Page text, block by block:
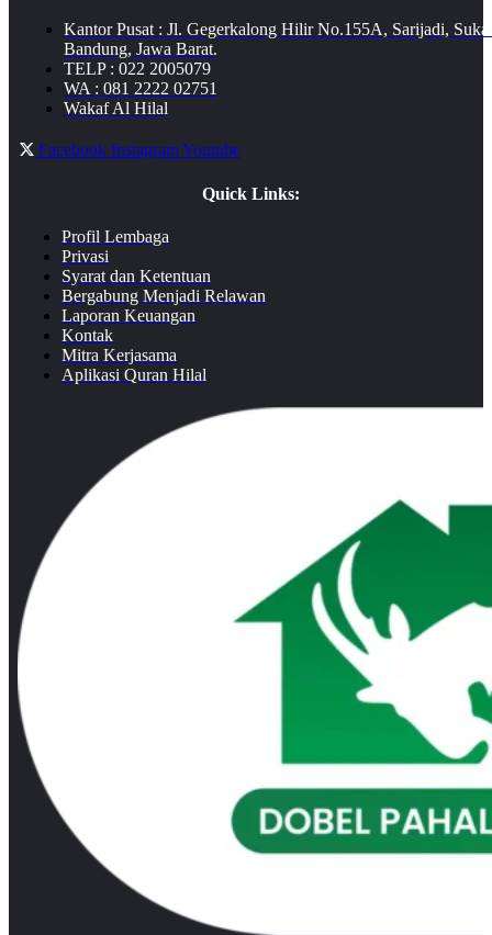
Kantor Pusat : Jl. Gegerkalong Hilir No.155A, Sarijadi,
Bandung, Jawa Barat.
TELP : 022 2005079
WA : 081 2222 02751
Wakaf Al Hilal
Facebook InstagramYoutube
Quick Links:
Profil Lembaga
Privasi
Syarat dan Ketentuan
Bergabung Menjadi Relawan
Laporan Keuangan
Kontak
Mitra Kerjasama
Aplikasi Quran Hilal